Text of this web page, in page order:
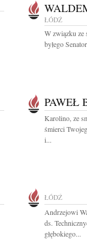
ŁÓDŹ
W związku ze
byłego
PAWEŁ
Karolino, ze
śmierci
i...
ŁÓDŹ
Andrzejowi
ds.
głębokiego...